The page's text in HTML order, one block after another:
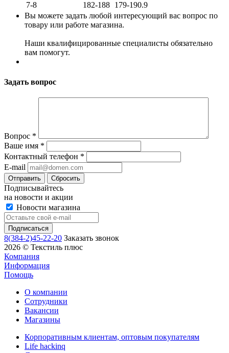
7-8
182-188 179-190.9
Вы можете задать любой интересующий вас вопрос по
товару или работе магазина.
Наши квалифицированные специалисты обязательно
вам помогут.
Задать вопрос
Вопрос *
Ваше имя *
Контактный телефон *
E-mail
Сбросить
Подписывайтесь
на новости и акции
Новости магазина
8(384-2)45-22-20 Заказать звонок
2026 © Текстиль плюс
Компания
Информация
Помощь
О компании
Сотрудники
Вакансии
Магазины
Корпоративным клиентам, оптовым покупателям
Life hackinq